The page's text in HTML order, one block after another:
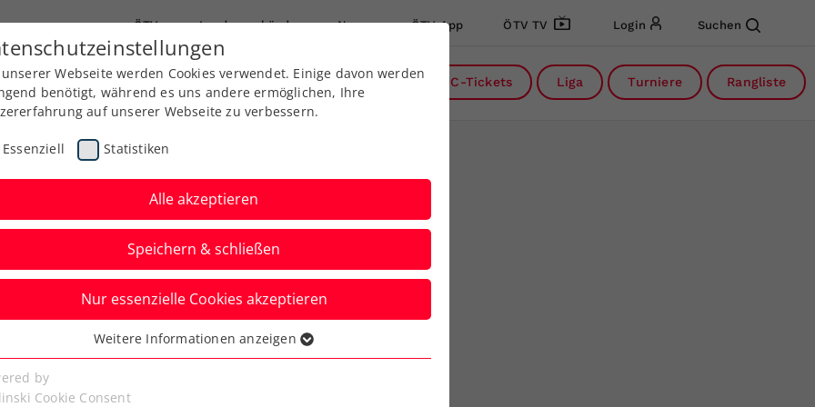
ÖTV Landesverbände News ÖTV App ÖTV TV Login Suchen
Ausbildung Services Über uns DC-Tickets Liga Turniere Rangliste
2024:
Hauptbewerben
Webseite werden Cookies verwendet. Einige davon werden
benötigt, während es uns andere ermöglichen, Ihre
auf unserer Webseite zu verbessern.
Essenziell Statistiken
Alle akzeptieren
Speichern & schließen
Nur essenzielle Cookies akzeptieren
Cookies werden für grundlegende Funktionen der
benötigt. Dadurch ist gewährleistet, dass die Webseite
Weitere Informationen anzeigen
by
Cookie Consent